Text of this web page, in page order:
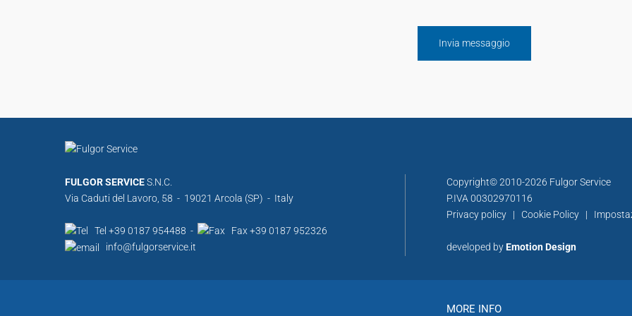
FULGOR SERVICES.N.C.
Via Caduti del Lavoro, 58 - 19021 Arcola (SP) - Italy
Tel +39 0187 954488 -
Fax +39 0187 952326
info@fulgorservice.it
Copyright© 2010-2026 Fulgor Service
P.IVA 00302970116
Privacy policy | Cookie Policy |
developed byEmotion Design
MORE INFO